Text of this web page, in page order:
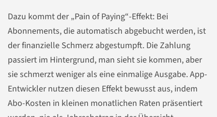
Dazu kommt der „Pain of Paying“-Effekt: Bei
Abonnements, die automatisch abgebucht werden, ist
der finanzielle Schmerz abgestumpft. Die Zahlung
passiert im Hintergrund, man sieht sie kommen, aber
sie schmerzt weniger als eine einmalige Ausgabe. App-
Entwickler nutzen diesen Effekt bewusst aus, indem
Abo-Kosten in kleinen monatlichen Raten präsentiert